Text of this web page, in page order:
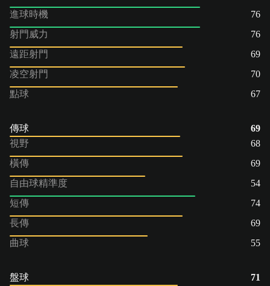
進球時機
76
射門威力
76
遠距射門
69
凌空射門
70
點球
67
傳球
69
視野
68
橫傳
69
自由球精準度
54
短傳
74
長傳
69
曲球
55
盤球
71